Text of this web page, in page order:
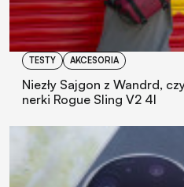
TESTY AKCESORIA
Niezły Sajgon z Wandrd,
nerki Rogue Sling V2 4l